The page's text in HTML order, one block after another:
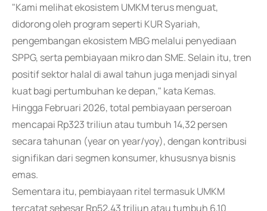
"Kami melihat ekosistem UMKM terus menguat,
didorong oleh program seperti KUR Syariah,
pengembangan ekosistem MBG melalui penyediaan
SPPG, serta pembiayaan mikro dan SME. Selain itu, tren
positif sektor halal di awal tahun juga menjadi sinyal
kuat bagi pertumbuhan ke depan," kata Kemas.
Hingga Februari 2026, total pembiayaan perseroan
mencapai Rp323 triliun atau tumbuh 14,32 persen
secara tahunan (year on year/yoy), dengan kontribusi
signifikan dari segmen konsumer, khususnya bisnis
emas.
Sementara itu, pembiayaan ritel termasuk UMKM
tercatat sebesar Rp52,43 triliun atau tumbuh 6,10